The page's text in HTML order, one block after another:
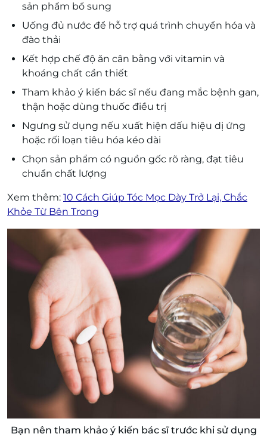
sản phẩm bổ sung
Uống đủ nước để hỗ trợ quá trình chuyển hóa và
đào thải
Kết hợp chế độ ăn cân bằng với vitamin và
khoáng chất cần thiết
Tham khảo ý kiến bác sĩ nếu đang mắc bệnh gan,
thận hoặc dùng thuốc điều trị
Ngưng sử dụng nếu xuất hiện dấu hiệu dị ứng
hoặc rối loạn tiêu hóa kéo dài
Chọn sản phẩm có nguồn gốc rõ ràng, đạt tiêu
chuẩn chất lượng
Xem thêm: 10 Cách Giúp Tóc Mọc Dày Trở Lại, Chắc
Khỏe Từ Bên Trong
Bạn nên tham khảo ý kiến bác sĩ trước khi sử dụng